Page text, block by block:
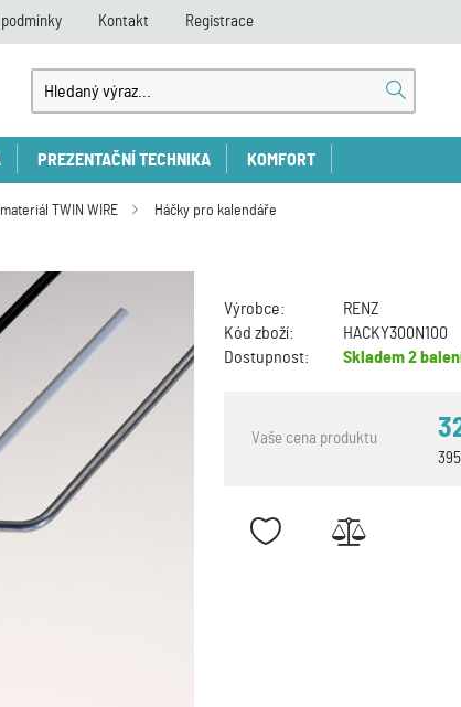
Kontakt Registrace
PREZENTAČNÍ TECHNIKA KOMFORT
TWIN WIRE Háčky pro kalendáře
Výrobce:
RENZ
Kód zboží:
HACKY300N100
Dostupnost:
Skladem2
Vaše cena produktu